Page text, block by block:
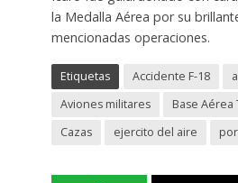
la Medalla Aérea por su
mencionadas operaciones.
Etiquetas Accidente F-18
Aviones militares
Base
Cazas
ejercito del aire